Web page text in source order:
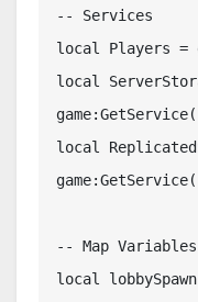
-- Services
local Players =
local
local
-- Map Variables
local